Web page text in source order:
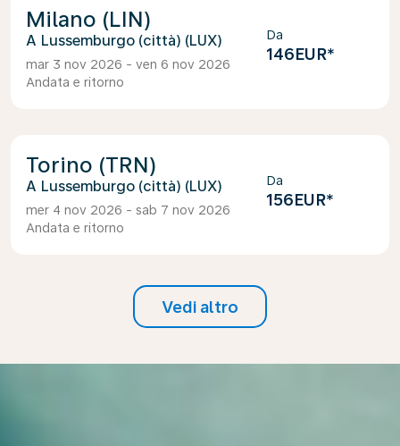
Milano (LIN)
Lussemburgo (città) (LUX)
mar 3 nov 2026 - ven 6 nov 2026
Andata e ritorno
Da
146EUR*
Torino (TRN)
Lussemburgo (città) (LUX)
mer 4 nov 2026 - sab 7 nov 2026
Andata e ritorno
Da
156EUR*
Vedi altro